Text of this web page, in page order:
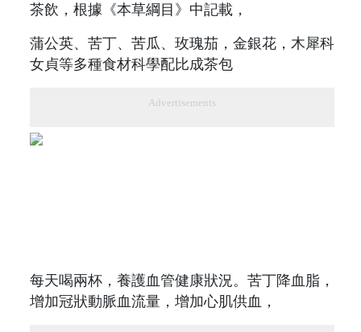
茶飲，根據《本草綱目》中記載，
蒲公英、苦丁、苦瓜、玫瑰茄，金銀花，木犀科
女貞等多種食材科學配比成茶包
Advertisements
每天喝兩杯，養護血管健康狀況。苦丁降血脂，
增加冠狀動脈血流量，增加心肌供血，